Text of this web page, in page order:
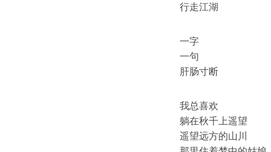
行走江湖
一字
一句
肝肠寸断
我总喜欢
躺在秋千上遥望
遥望远方的山川